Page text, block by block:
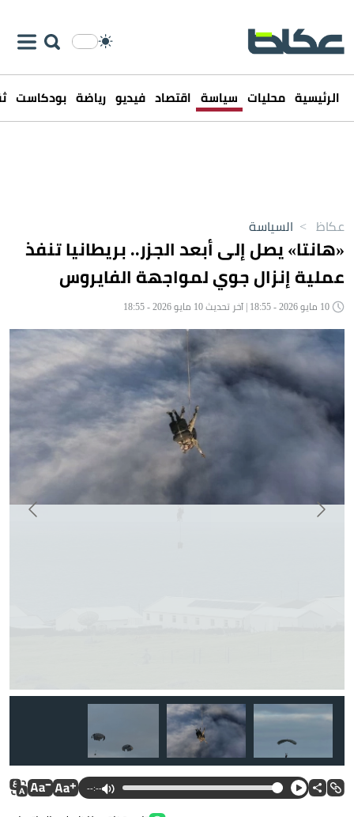
الرئيسية محليات سياسة اقتصاد فيديو رياضة بودكاست
عكاظ > السياسة
«هانتا» يصل إلى أبعد الجزر.. بريطانيا تنفذ
عملية إنزال جوي لمواجهة الفايروس
--:--